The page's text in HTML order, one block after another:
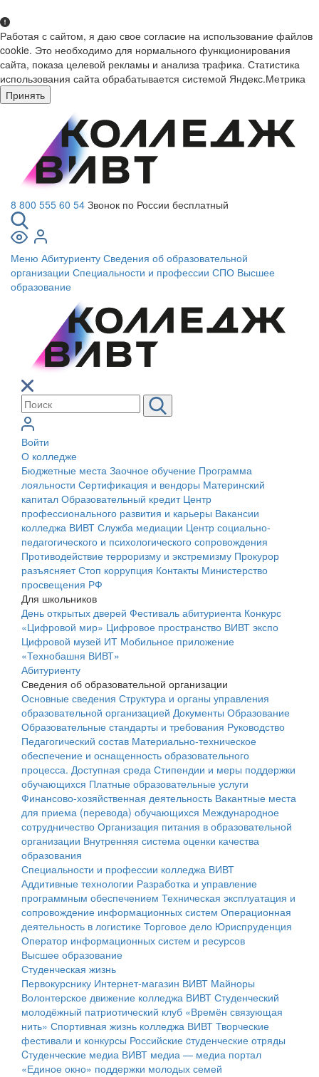
Работая с сайтом, я даю свое согласие на использование файлов
cookie. Это необходимо для нормального функционирования
сайта, показа целевой рекламы и анализа трафика. Статистика
использования сайта обрабатывается системой Яндекс.Метрика
Принять
8 800 555 60 54 Звонок по России бесплатный
Меню Абитуриенту Сведения об образовательной
организации Специальности и профессии СПО Высшее
образование
Войти
О колледже
Бюджетные места Заочное обучение Программа
лояльности Сертификация и вендоры Материнский
капитал Образовательный кредит Центр
профессионального развития и карьеры Вакансии
колледжа ВИВТ Служба медиации Центр социально-
педагогического и психологического сопровождения
Противодействие терроризму и экстремизму Прокурор
разъясняетСтоп коррупция Контакты Министерство
просвещения РФ
Для школьников
День открытых дверей Фестиваль абитуриента Конкурс
«Цифровой мир» Цифровое пространство ВИВТ экспо
Цифровой музей ИТ Мобильное приложение
«Технобашня ВИВТ»
Абитуриенту
Сведения об образовательной организации
Основные сведения Структура и органы управления
образовательной организацией Документы Образование
Образовательные стандарты и требования Руководство
Педагогический состав Материально-техническое
обеспечение и оснащенность образовательного
процесса. Доступная среда Стипендии и меры поддержки
обучающихся Платные образовательные услуги
Финансово-хозяйственная деятельность Вакантные места
для приема (перевода) обучающихся Международное
сотрудничество Организация питания в образовательной
организации Внутренняя система оценки качества
образования
Специальности и профессии колледжа ВИВТ
Аддитивные технологии Разработка и управление
программным обеспечением Техническая эксплуатация и
сопровождение информационных систем Операционная
деятельность в логистике Торговое дело Юриспруденция
Оператор информационных систем и ресурсов
Высшее образование
Студенческая жизнь
Первокурснику Интернет-магазин ВИВТ Майноры
Волонтерское движение колледжа ВИВТ Студенческий
молодёжный патриотический клуб «Времён связующая
нить» Спортивная жизнь колледжа ВИВТ Творческие
фестивали и конкурсы Российские cтуденческие отряды
Cтуденческие медиа ВИВТ медиа — медиа портал
«Единое окно» поддержки молодых семей